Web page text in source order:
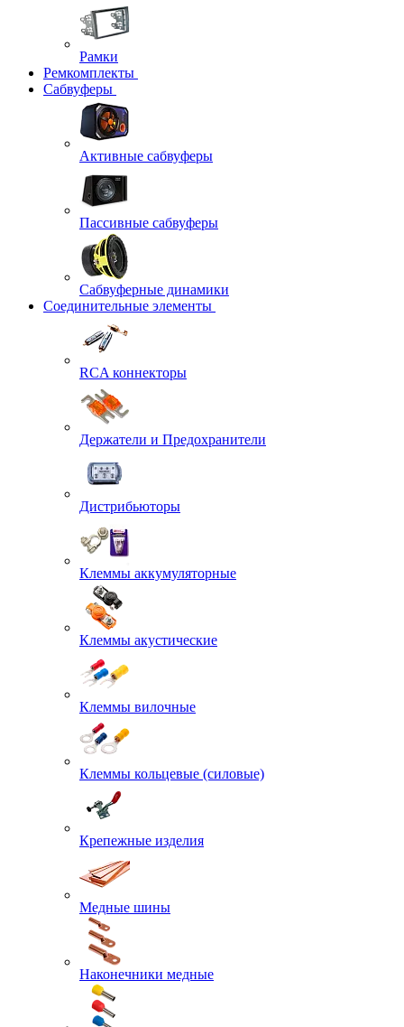
Рамки
Ремкомплекты
Сабвуферы
Активные сабвуферы
Пассивные сабвуферы
Сабвуферные динамики
Соединительные элементы
RCA коннекторы
Держатели и Предохранители
Дистрибьюторы
Клеммы аккумуляторные
Клеммы акустические
Клеммы вилочные
Клеммы кольцевые (силовые)
Крепежные изделия
Медные шины
Наконечники медные